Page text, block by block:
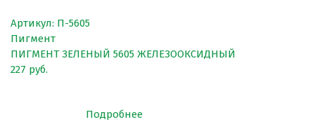
Артикул: П-5605
Пигмент
ПИГМЕНТ ЗЕЛЕНЫЙ 5605 ЖЕЛЕЗООКСИДНЫЙ
227 руб.
Подробнее